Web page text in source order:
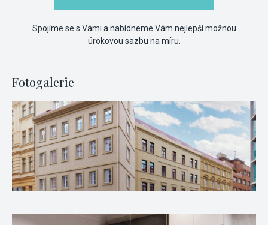
Spojíme se s Vámi a nabídneme Vám nejlepší možnou
úrokovou sazbu na míru.
Fotogalerie